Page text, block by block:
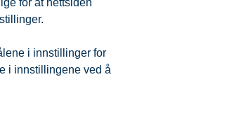
for at nettsiden
i innstillinger for
i innstillingene ved å